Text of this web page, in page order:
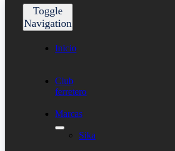
Toggle
Navigation
Inicio
Club
ferretero
Marcas
Sika